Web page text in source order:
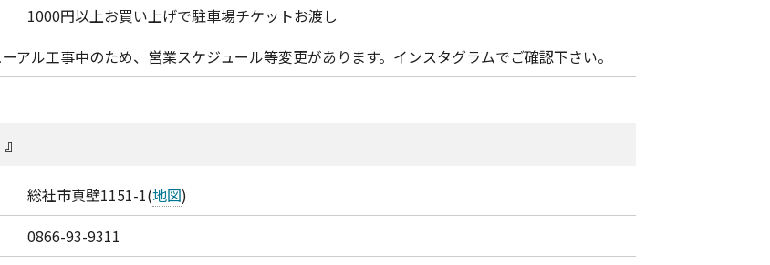
1000円以上お買い上げで駐車場チケットお渡し
アル工事中のため、営業スケジュール等変更があります。インスタグラムでご確認下さい。
総社市真壁1151-1(地図)
0866-93-9311